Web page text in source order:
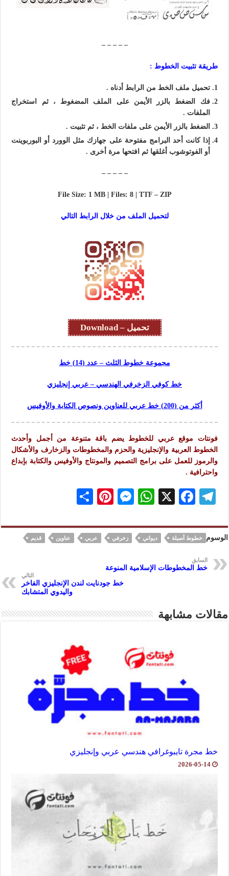
– – – – –
طريقة تثبيت الخطوط :
تحميل ملف الخط من الرابط أدناه .
فك الضغط بالزر الأيمن على الملف المضغوط ، ثم استخراج
الملفات .
الضغط بالزر الأيمن على ملفات الخط ، ثم تثبيت .
إذا كانت أحد البرامج مفتوحة على جهازك مثل الوورد أو البوربوينت
أو الفوتوشوب أغلقها ثم افتحها مرة أخرى .
– – – – –
File Size: 1 MB | Files: 8 | TTF – ZIP
لتحميل الملف من خلال الرابط التالي
تحميل – Download
مجموعة خطوط الثلث – عدد (14) خط
خط كوفي الزخرفي الهندسي – عربي إنجليزي
أكثر من (200) خط عربي للعناوين ونصوص الكتابة والأوفيس
فونتات موقع عربي للخطوط يضم باقة متنوعة من أجمل وأحدث
الخطوط العربية والإنجليزية والحزم والمخطوطات والزخارف والأشكال
والرموز للعمل على برامج التصميم والمونتاج والأوفيس والكتابة بإبداع
واحترافية .
Te
gr
a
m
F
eb
oo
k
X
W
at
s
A
M
se
n
ge
r
Pi
er
es
ar
e
الوسوم خطوط أصيلة ديواني زخرفي عربي عناوين قديم
السابق
خط المخطوطات الإسلامية المنوعة
التالي
خط جودنايت لندن الإنجليزي الفاخر
واليدوي المتشابك
مقالات مشابهة
خط مجرة تايبوغرافي هندسي عربي وإنجليزي
2026-05-14